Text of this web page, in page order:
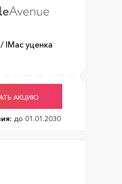
IMac уценка
АКЦИЮ
до 01.01.2030